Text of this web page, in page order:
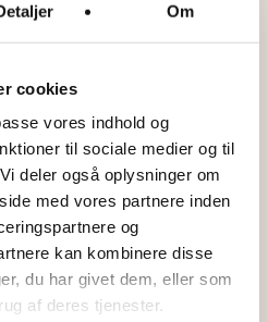
Om
cookies
vores indhold og
til sociale medier og til
deler også oplysninger om
med vores partnere inden
og
kan kombinere disse
du har givet dem, eller som
af deres tjenester.
us
4836 0400
6020 1486
cafe@scvk.dk